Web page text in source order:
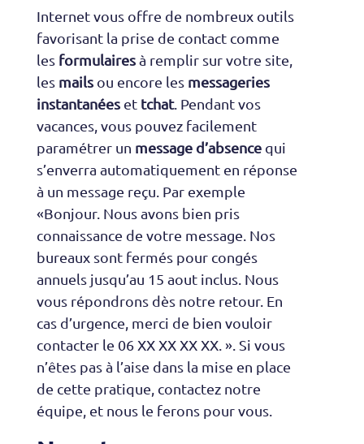
Internet vous offre de nombreux outils
favorisant la prise de contact comme
les formulaires à remplir sur votre site,
les mails ou encore les messageries
instantanées et tchat. Pendant vos
vacances, vous pouvez facilement
paramétrer un message d’absence qui
s’enverra automatiquement en réponse
à un message reçu. Par exemple
«Bonjour. Nous avons bien pris
connaissance de votre message. Nos
bureaux sont fermés pour congés
annuels jusqu’au 15 aout inclus. Nous
vous répondrons dès notre retour. En
cas d’urgence, merci de bien vouloir
contacter le 06 XX XX XX XX. ». Si vous
n’êtes pas à l’aise dans la mise en place
de cette pratique, contactez notre
équipe, et nous le ferons pour vous.